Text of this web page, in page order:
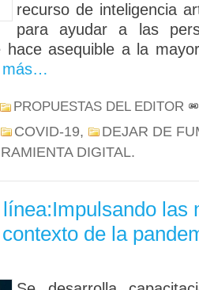
recurso de inteligencia
para ayudar a las
asequible a la
más…
PROPUESTAS DEL EDITOR
COVID-19,
DEJAR DE
DIGITAL.
las
de la